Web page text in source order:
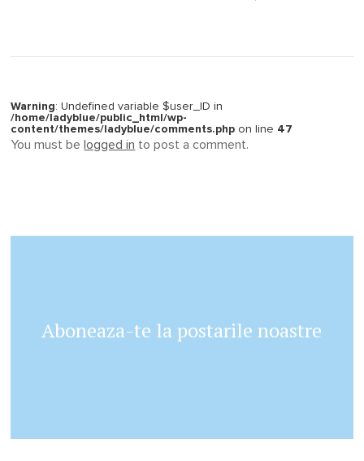
Warning: Undefined variable $user_ID in
/home/ladyblue/public_html/wp-
content/themes/ladyblue/comments.php on line 47
You must be logged in to post a comment.
Aboneaza-te la postarile noastre